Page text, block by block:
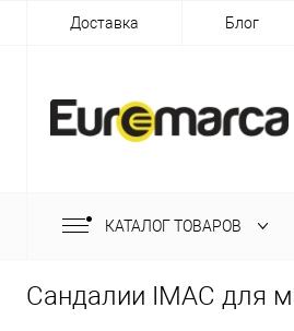
Доставка Блог
КАТАЛОГ ТОВАРОВ
Сандалии IMAC для